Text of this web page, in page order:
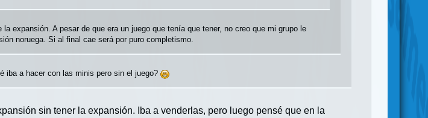
expansión. A pesar de que era un juego que tenía que tener, no creo que mi grupo le
noruega. Si al final cae será por puro completismo.
iba a hacer con las minis pero sin el juego?
sin tener la expansión. Iba a venderlas, pero luego pensé que en la